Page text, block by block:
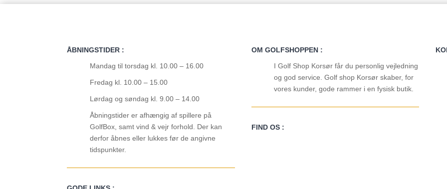
ÅBNINGSTIDER :
Mandag til torsdag kl. 10.00 – 16.00
Fredag kl. 10.00 – 15.00
Lørdag og søndag kl. 9.00 – 14.00
Åbningstider er afhængig af spillere på
GolfBox, samt vind & vejr forhold. Der kan
derfor åbnes eller lukkes før de angivne
tidspunkter.
OM GOLFSHOPPEN :
I Golf Shop Korsør får du personlig vejledning
og god service. Golf shop Korsør skaber, for
vores kunder, gode rammer i en fysisk butik.
FIND OS :